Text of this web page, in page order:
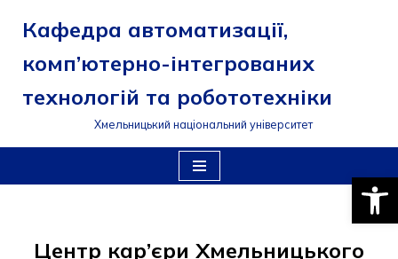
Перейти
до
вмісту
Кафедра автоматизації,
комп’ютерно-інтегрованих
технологій та робототехніки
Хмельницький національний університет
Центр кар’єри Хмельницького